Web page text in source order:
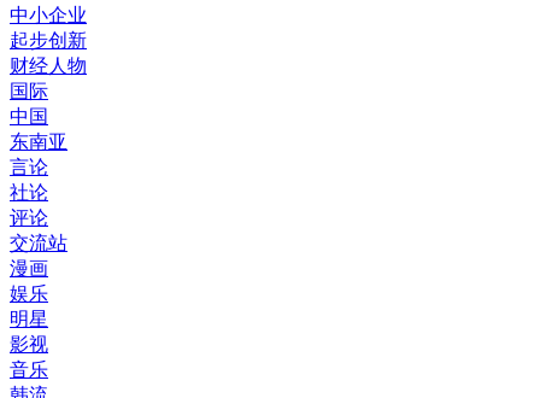
中小企业
起步创新
财经人物
国际
中国
东南亚
言论
社论
评论
交流站
漫画
娱乐
明星
影视
音乐